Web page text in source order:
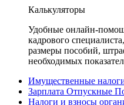
Калькуляторы
Удобные онлайн-
кадрового
размеры пособий,
необходимых
Имущественные
Зарплата Отпускные
Налоги и взносы